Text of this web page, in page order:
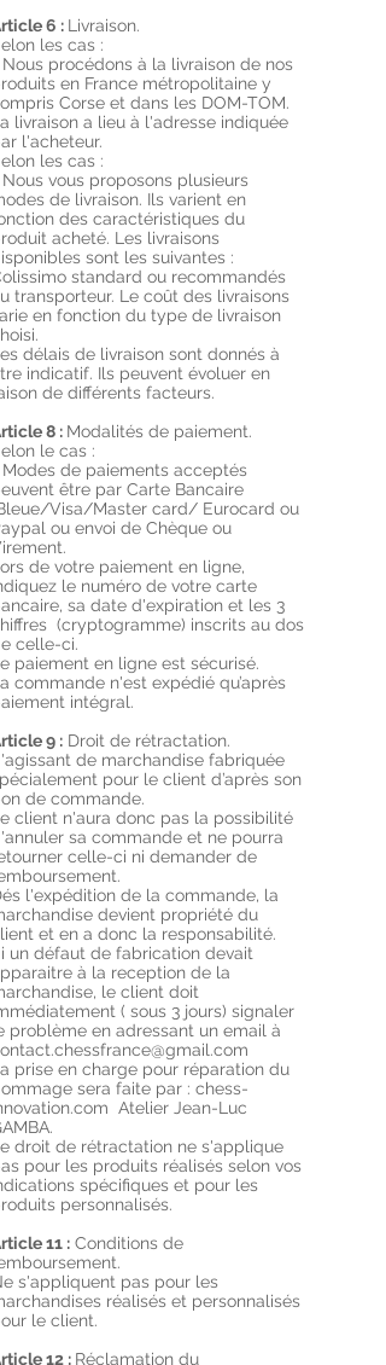
6 : Livraison.
les cas :
procédons à la livraison de nos
en France métropolitaine y
Corse et dans les DOM-TOM.
livraison a lieu à l'adresse indiquée
l'acheteur.
les cas :
vous proposons plusieurs
de livraison. Ils varient en
des caractéristiques du
acheté. Les livraisons
sont les suivantes :
standard ou recommandés
transporteur. Le coût des livraisons
en fonction du type de livraison
délais de livraison sont donnés à
indicatif. Ils peuvent évoluer en
de différents facteurs.
8 : Modalités de paiement.
le cas :
de paiements acceptés
être par Carte Bancaire
Visa/Master card/ Eurocard ou
ou envoi de Chèque ou
de votre paiement en ligne,
le numéro de votre carte
sa date d'expiration et les 3
(cryptogramme) inscrits au dos
celle-ci.
paiement en ligne est sécurisé.
commande n'est expédié qu’après
intégral.
9 : Droit de rétractation.
de marchandise fabriquée
pour le client d’après son
de commande.
client n'aura donc pas la possibilité
sa commande et ne pourra
celle-ci ni demander de
l'expédition de la commande, la
devient propriété du
et en a donc la responsabilité.
un défaut de fabrication devait
à la reception de la
le client doit
( sous 3 jours) signaler
problème en adressant un email à
prise en charge pour réparation du
sera faite par : chess-
Atelier Jean-Luc
droit de rétractation ne s'applique
pour les produits réalisés selon vos
spécifiques et pour les
personnalisés.
11 : Conditions de
s'appliquent pas pour les
réalisés et personnalisés
le client.
12 : Réclamation du